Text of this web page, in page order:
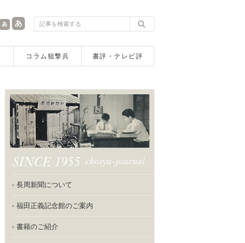
コラム狙撃兵 書評・テレビ評
長周新聞について
福田正義記念館のご案内
書籍のご紹介